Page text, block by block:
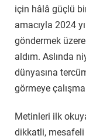
için hâlâ güçlü
amacıyla 2024
göndermek
aldım. Aslında
dünyasına
görmeye
Metinleri ilk
dikkatli,